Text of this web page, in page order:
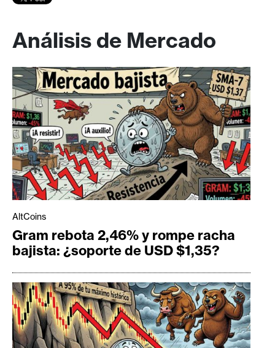
Análisis de Mercado
AltCoins
Gram rebota 2,46% y rompe racha
bajista: ¿soporte de USD $1,35?